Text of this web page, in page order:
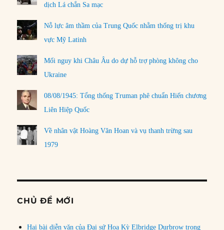
dịch Lá chắn Sa mạc
Nỗ lực âm thầm của Trung Quốc nhằm thống trị khu
vực Mỹ Latinh
Mối nguy khi Châu Âu do dự hỗ trợ phòng không cho
Ukraine
08/08/1945: Tổng thống Truman phê chuẩn Hiến chương
Liên Hiệp Quốc
Về nhân vật Hoàng Văn Hoan và vụ thanh trừng sau
1979
CHỦ ĐỀ MỚI
Hai bài diễn văn của Đại sứ Hoa Kỳ Elbridge Durbrow trong